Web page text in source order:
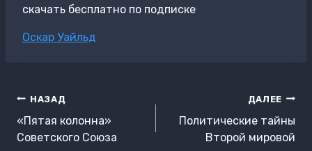
скачать бесплатно по подписке
Метки
Оскар Уайльд
Навигация
по
записям
НАЗАД
«Пятая колонна»
Советского Союза
ДАЛЕЕ
Политические тайны
Второй мировой